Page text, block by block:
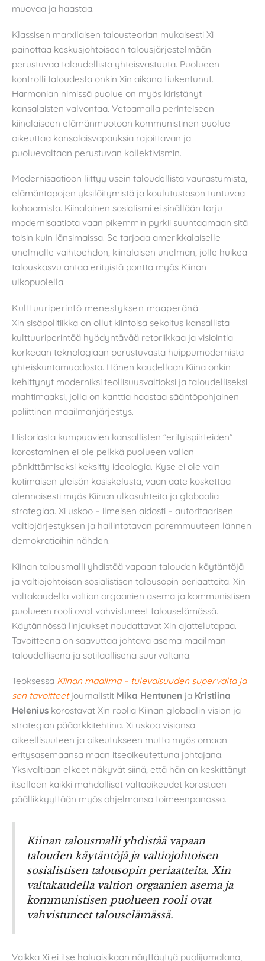
muovaa ja haastaa.
Klassisen marxilaisen talousteorian mukaisesti Xi
painottaa keskusjohtoiseen talousjärjestelmään
perustuvaa taloudellista yhteisvastuuta. Puolueen
kontrolli taloudesta onkin Xin aikana tiukentunut.
Harmonian nimissä puolue on myös kiristänyt
kansalaisten valvontaa. Vetoamalla perinteiseen
kiinalaiseen elämänmuotoon kommunistinen puolue
oikeuttaa kansalaisvapauksia rajoittavan ja
puoluevaltaan perustuvan kollektivismin.
Modernisaatioon liittyy usein taloudellista vaurastumista,
elämäntapojen yksilöitymistä ja koulutustason tuntuvaa
kohoamista. Kiinalainen sosialismi ei sinällään torju
modernisaatiota vaan pikemmin pyrkii suuntaamaan sitä
toisin kuin länsimaissa. Se tarjoaa amerikkalaiselle
unelmalle vaihtoehdon, kiinalaisen unelman, jolle huikea
talouskasvu antaa erityistä pontta myös Kiinan
ulkopuolella.
Kulttuuriperintö menestyksen maaperänä
Xin sisäpolitiikka on ollut kiintoisa sekoitus kansallista
kulttuuriperintöä hyödyntävää retoriikkaa ja visiointia
korkeaan teknologiaan perustuvasta huippumodernista
yhteiskuntamuodosta. Hänen kaudellaan Kiina onkin
kehittynyt moderniksi teollisuusvaltioksi ja taloudelliseksi
mahtimaaksi, jolla on kanttia haastaa sääntöpohjainen
poliittinen maailmanjärjestys.
Historiasta kumpuavien kansallisten ”erityispiirteiden”
korostaminen ei ole pelkkä puolueen vallan
pönkittämiseksi keksitty ideologia. Kyse ei ole vain
kotimaisen yleisön kosiskelusta, vaan aate koskettaa
olennaisesti myös Kiinan ulkosuhteita ja globaalia
strategiaa. Xi uskoo – ilmeisen aidosti – autoritaarisen
valtiojärjestyksen ja hallintotavan paremmuuteen lännen
demokratioihin nähden.
Kiinan talousmalli yhdistää vapaan talouden käytäntöjä
ja valtiojohtoisen sosialistisen talousopin periaatteita. Xin
valtakaudella valtion orgaanien asema ja kommunistisen
puolueen rooli ovat vahvistuneet talouselämässä.
Käytännössä linjaukset noudattavat Xin ajattelutapaa.
Tavoitteena on saavuttaa johtava asema maailman
taloudellisena ja sotilaallisena suurvaltana.
Teoksessa Kiinan maailma – tulevaisuuden supervalta ja
sen tavoitteetjournalistit Mika Hentunen ja Kristiina
Helenius korostavat Xin roolia Kiinan globaalin vision ja
strategian pääarkkitehtina. Xi uskoo visionsa
oikeellisuuteen ja oikeutukseen mutta myös omaan
eritysasemaansa maan itseoikeutettuna johtajana.
Yksivaltiaan elkeet näkyvät siinä, että hän on keskittänyt
itselleen kaikki mahdolliset valtaoikeudet korostaen
päällikkyyttään myös ohjelmansa toimeenpanossa.
Kiinan talousmalli yhdistää vapaan
talouden käytäntöjä ja valtiojohtoisen
sosialistisen talousopin periaatteita. Xin
valtakaudella valtion orgaanien asema ja
kommunistisen puolueen rooli ovat
vahvistuneet talouselämässä.
Vaikka Xi ei itse haluaisikaan näyttäytyä puolijumalana,